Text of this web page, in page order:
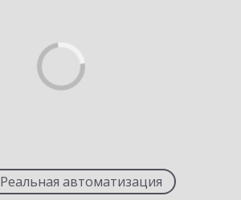
Реальная автоматизация